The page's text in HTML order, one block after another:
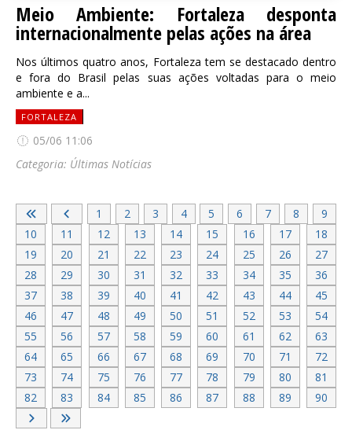
Meio Ambiente: Fortaleza desponta
internacionalmente pelas ações na área
Nos últimos quatro anos, Fortaleza tem se destacado dentro
e fora do Brasil pelas suas ações voltadas para o meio
ambiente e a...
FORTALEZA
05/06 11:06
Categoria: Últimas Notícias
1 2 3 4 5 6 7 8
9
10
11 12 13 14 15 16 17
18
19
20 21 22 23 24 25 26
27
28
29 30 31 32 33 34 35
36
37
38 39 40 41 42 43 44
45
46
47 48 49 50 51 52 53
54
55
56 57 58 59 60 61 62
63
64
65 66 67 68 69 70 71
72
73
74 75 76 77 78 79 80
81
82
83 84 85 86 87 88 89 90